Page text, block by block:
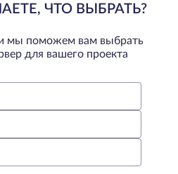
ЧТО ВЫБРАТЬ?
мы поможем вам выбрать
для вашего проекта